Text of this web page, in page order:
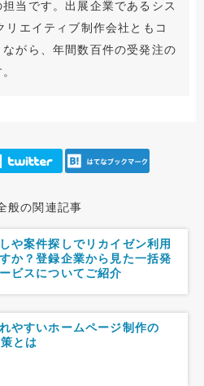
当です。出展企業であるシス
リエイティブ制作会社ともコ
がら、年間数百件の受発注の
般の関連記事
や案件探しでリカイゼン利用
か？登録企業から見た一括発
ビスについてご紹介
やすいホームページ制作の
とは